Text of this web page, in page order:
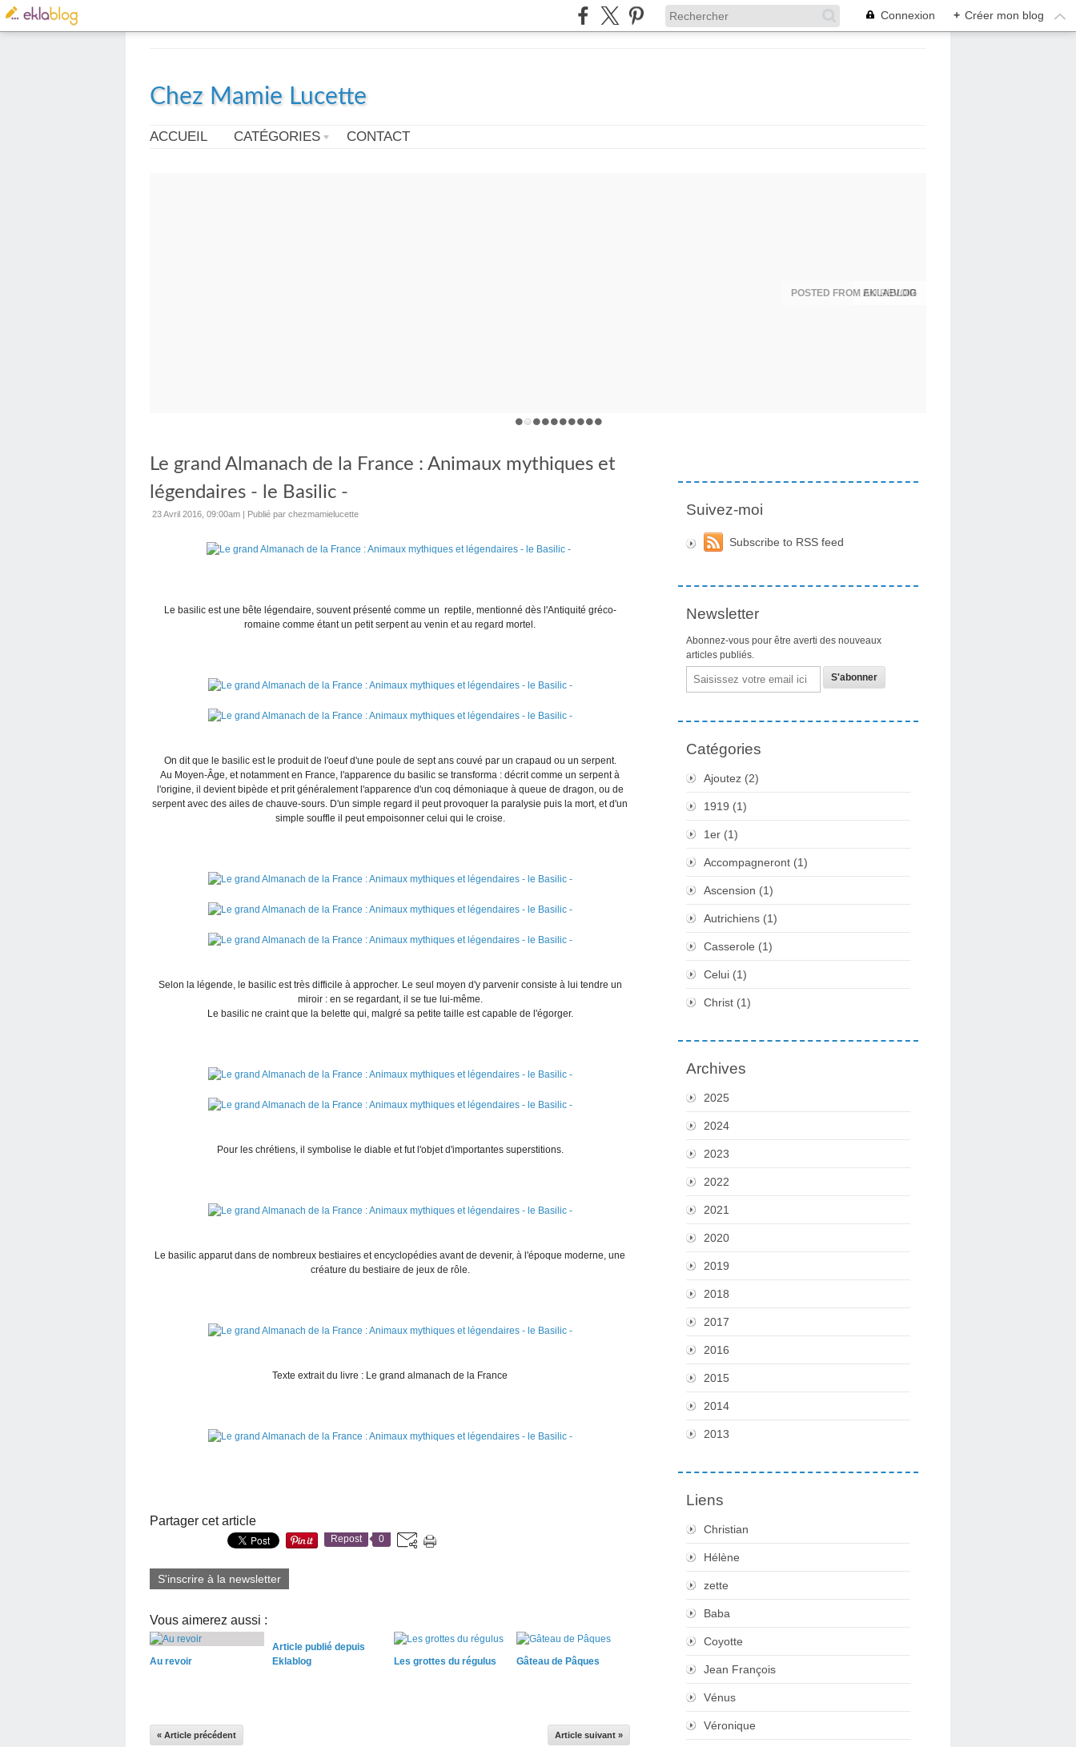
Connexion + Créer mon blog
Chez Mamie Lucette
ACCUEIL CATÉGORIES CONTACT
POSTED FROM EKLABLOG
Le grand Almanach de la France : Animaux mythiques et
légendaires - le Basilic -
23 Avril 2016, 09:00am | Publié par chezmamielucette
Le basilic est une bête légendaire, souvent présenté comme un reptile, mentionné dès l'Antiquité gréco-
romaine comme étant un petit serpent au venin et au regard mortel.
On dit que le basilic est le produit de l'oeuf d'une poule de sept ans couvé par un crapaud ou un serpent.
Au Moyen-Âge, et notamment en France, l'apparence du basilic se transforma : décrit comme un serpent à
l'origine, il devient bipède et prit généralement l'apparence d'un coq démoniaque à queue de dragon, ou de
serpent avec des ailes de chauve-sours. D'un simple regard il peut provoquer la paralysie puis la mort, et d'un
simple souffle il peut empoisonner celui qui le croise.
Selon la légende, le basilic est très difficile à approcher. Le seul moyen d'y parvenir consiste à lui tendre un
miroir : en se regardant, il se tue lui-même.
Le basilic ne craint que la belette qui, malgré sa petite taille est capable de l'égorger.
Pour les chrétiens, il symbolise le diable et fut l'objet d'importantes superstitions.
Le basilic apparut dans de nombreux bestiaires et encyclopédies avant de devenir, à l'époque moderne, une
créature du bestiaire de jeux de rôle.
Texte extrait du livre : Le grand almanach de la France
Partager cet article
Repost 0
S'inscrire à la newsletter
Vous aimerez aussi :
Au revoir
Article publié depuis
Eklablog
Les grottes du régulus Gâteau de Pâques
« Article précédent Article suivant »
Suivez-moi
Subscribe to RSS feed
Newsletter
Abonnez-vous pour être averti des nouveaux
articles publiés.
Email
Catégories
Ajoutez (2)
1919 (1)
1er (1)
Accompagneront (1)
Ascension (1)
Autrichiens (1)
Casserole (1)
Celui (1)
Christ (1)
Archives
2025
2024
2023
2022
2021
2020
2019
2018
2017
2016
2015
2014
2013
Liens
Christian
Hélène
zette
Baba
Coyotte
Jean François
Vénus
Véronique